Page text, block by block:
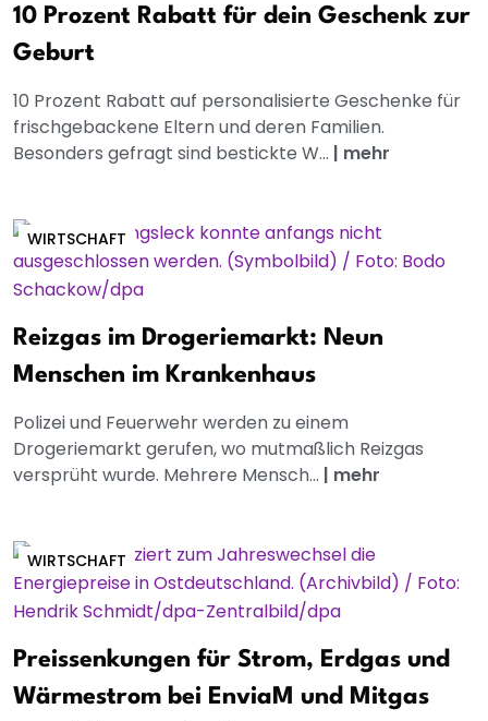
10 Prozent Rabatt für dein Geschenk zur
Geburt
10 Prozent Rabatt auf personalisierte Geschenke für
frischgebackene Eltern und deren Familien.
Besonders gefragt sind bestickte W... | mehr
WIRTSCHAFT
Reizgas im Drogeriemarkt: Neun
Menschen im Krankenhaus
Polizei und Feuerwehr werden zu einem
Drogeriemarkt gerufen, wo mutmaßlich Reizgas
versprüht wurde. Mehrere Mensch... | mehr
WIRTSCHAFT
Preissenkungen für Strom, Erdgas und
Wärmestrom bei EnviaM und Mitgas